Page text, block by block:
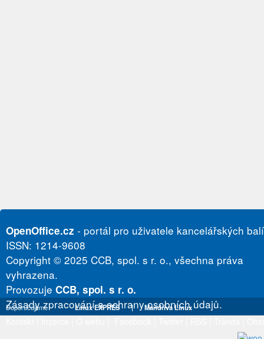
OpenOffice.cz - portál pro uživatele kancelářských
ISSN: 1214-9608
Copyright © 2025 CCB, spol. s r. o., všechna práva
vyhrazena.
Provozuje CCB, spol. s r. o.
Zásady zpracování a ochrany osobních údajů.
Doporučujeme Linux EXPRES | Mandriva Linux